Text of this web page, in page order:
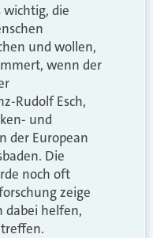
wichtig, die
und wollen,
wenn der
Rudolf Esch,
und
der European
Die
noch oft
zeige
dabei helfen,